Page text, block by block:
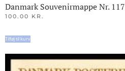
Danmark Souvenirmappe Nr. 117
100.00 KR.
Tilføj til kurv